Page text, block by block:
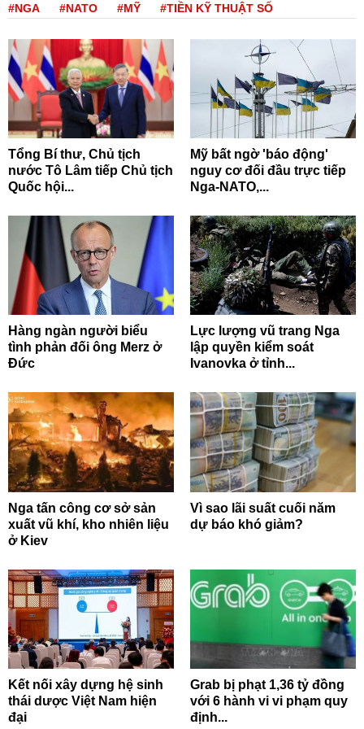
#NGA #NATO #MỸ #TIỀN KỸ THUẬT SỐ
Tổng Bí thư, Chủ tịch
nước Tô Lâm tiếp Chủ tịch
Quốc hội...
Mỹ bất ngờ 'báo động'
nguy cơ đối đầu trực tiếp
Nga-NATO,...
Hàng ngàn người biểu
tình phản đối ông Merz ở
Đức
Lực lượng vũ trang Nga
lập quyền kiểm soát
Ivanovka ở tỉnh...
Nga tấn công cơ sở sản
xuất vũ khí, kho nhiên liệu
ở Kiev
Vì sao lãi suất cuối năm
dự báo khó giảm?
Kết nối xây dựng hệ sinh
thái dược Việt Nam hiện
đại
Grab bị phạt 1,36 tỷ đồng
với 6 hành vi vi phạm quy
định...